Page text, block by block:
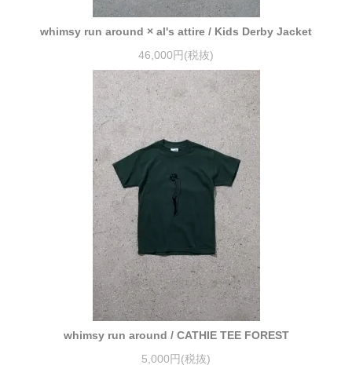
whimsy run around × al's attire / Kids Derby Jacket
46,000円(税抜)
whimsy run around / CATHIE TEE FOREST
5,000円(税抜)